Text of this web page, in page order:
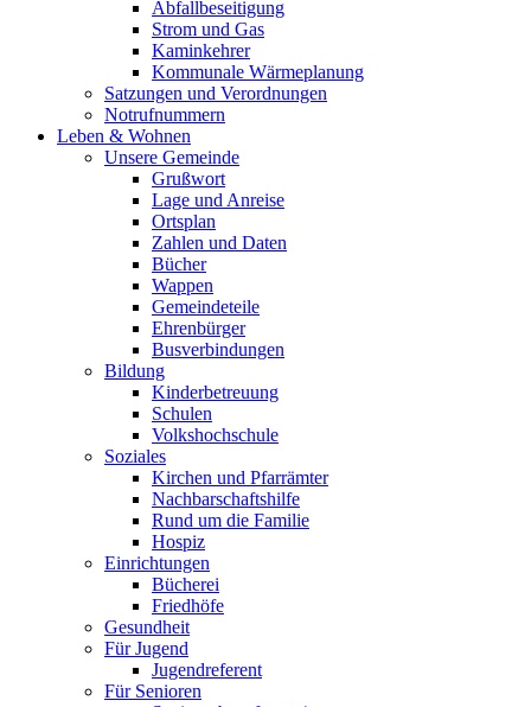
Abfallbeseitigung
Strom und Gas
Kaminkehrer
Kommunale Wärmeplanung
Satzungen und Verordnungen
Notrufnummern
Leben & Wohnen
Unsere Gemeinde
Grußwort
Lage und Anreise
Ortsplan
Zahlen und Daten
Bücher
Wappen
Gemeindeteile
Ehrenbürger
Busverbindungen
Bildung
Kinderbetreuung
Schulen
Volkshochschule
Soziales
Kirchen und Pfarrämter
Nachbarschaftshilfe
Rund um die Familie
Hospiz
Einrichtungen
Bücherei
Friedhöfe
Gesundheit
Für Jugend
Jugendreferent
Für Senioren